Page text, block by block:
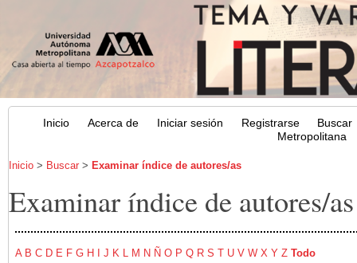
Inicio Acerca de Iniciar sesión Registrarse
Buscar
Metropolitana
Inicio> Buscar> Examinar índice de autores/as
Examinar índice de autores/as
A B C D E F G H J K M N Ñ O P Q R S T U V W X Y Z Todo